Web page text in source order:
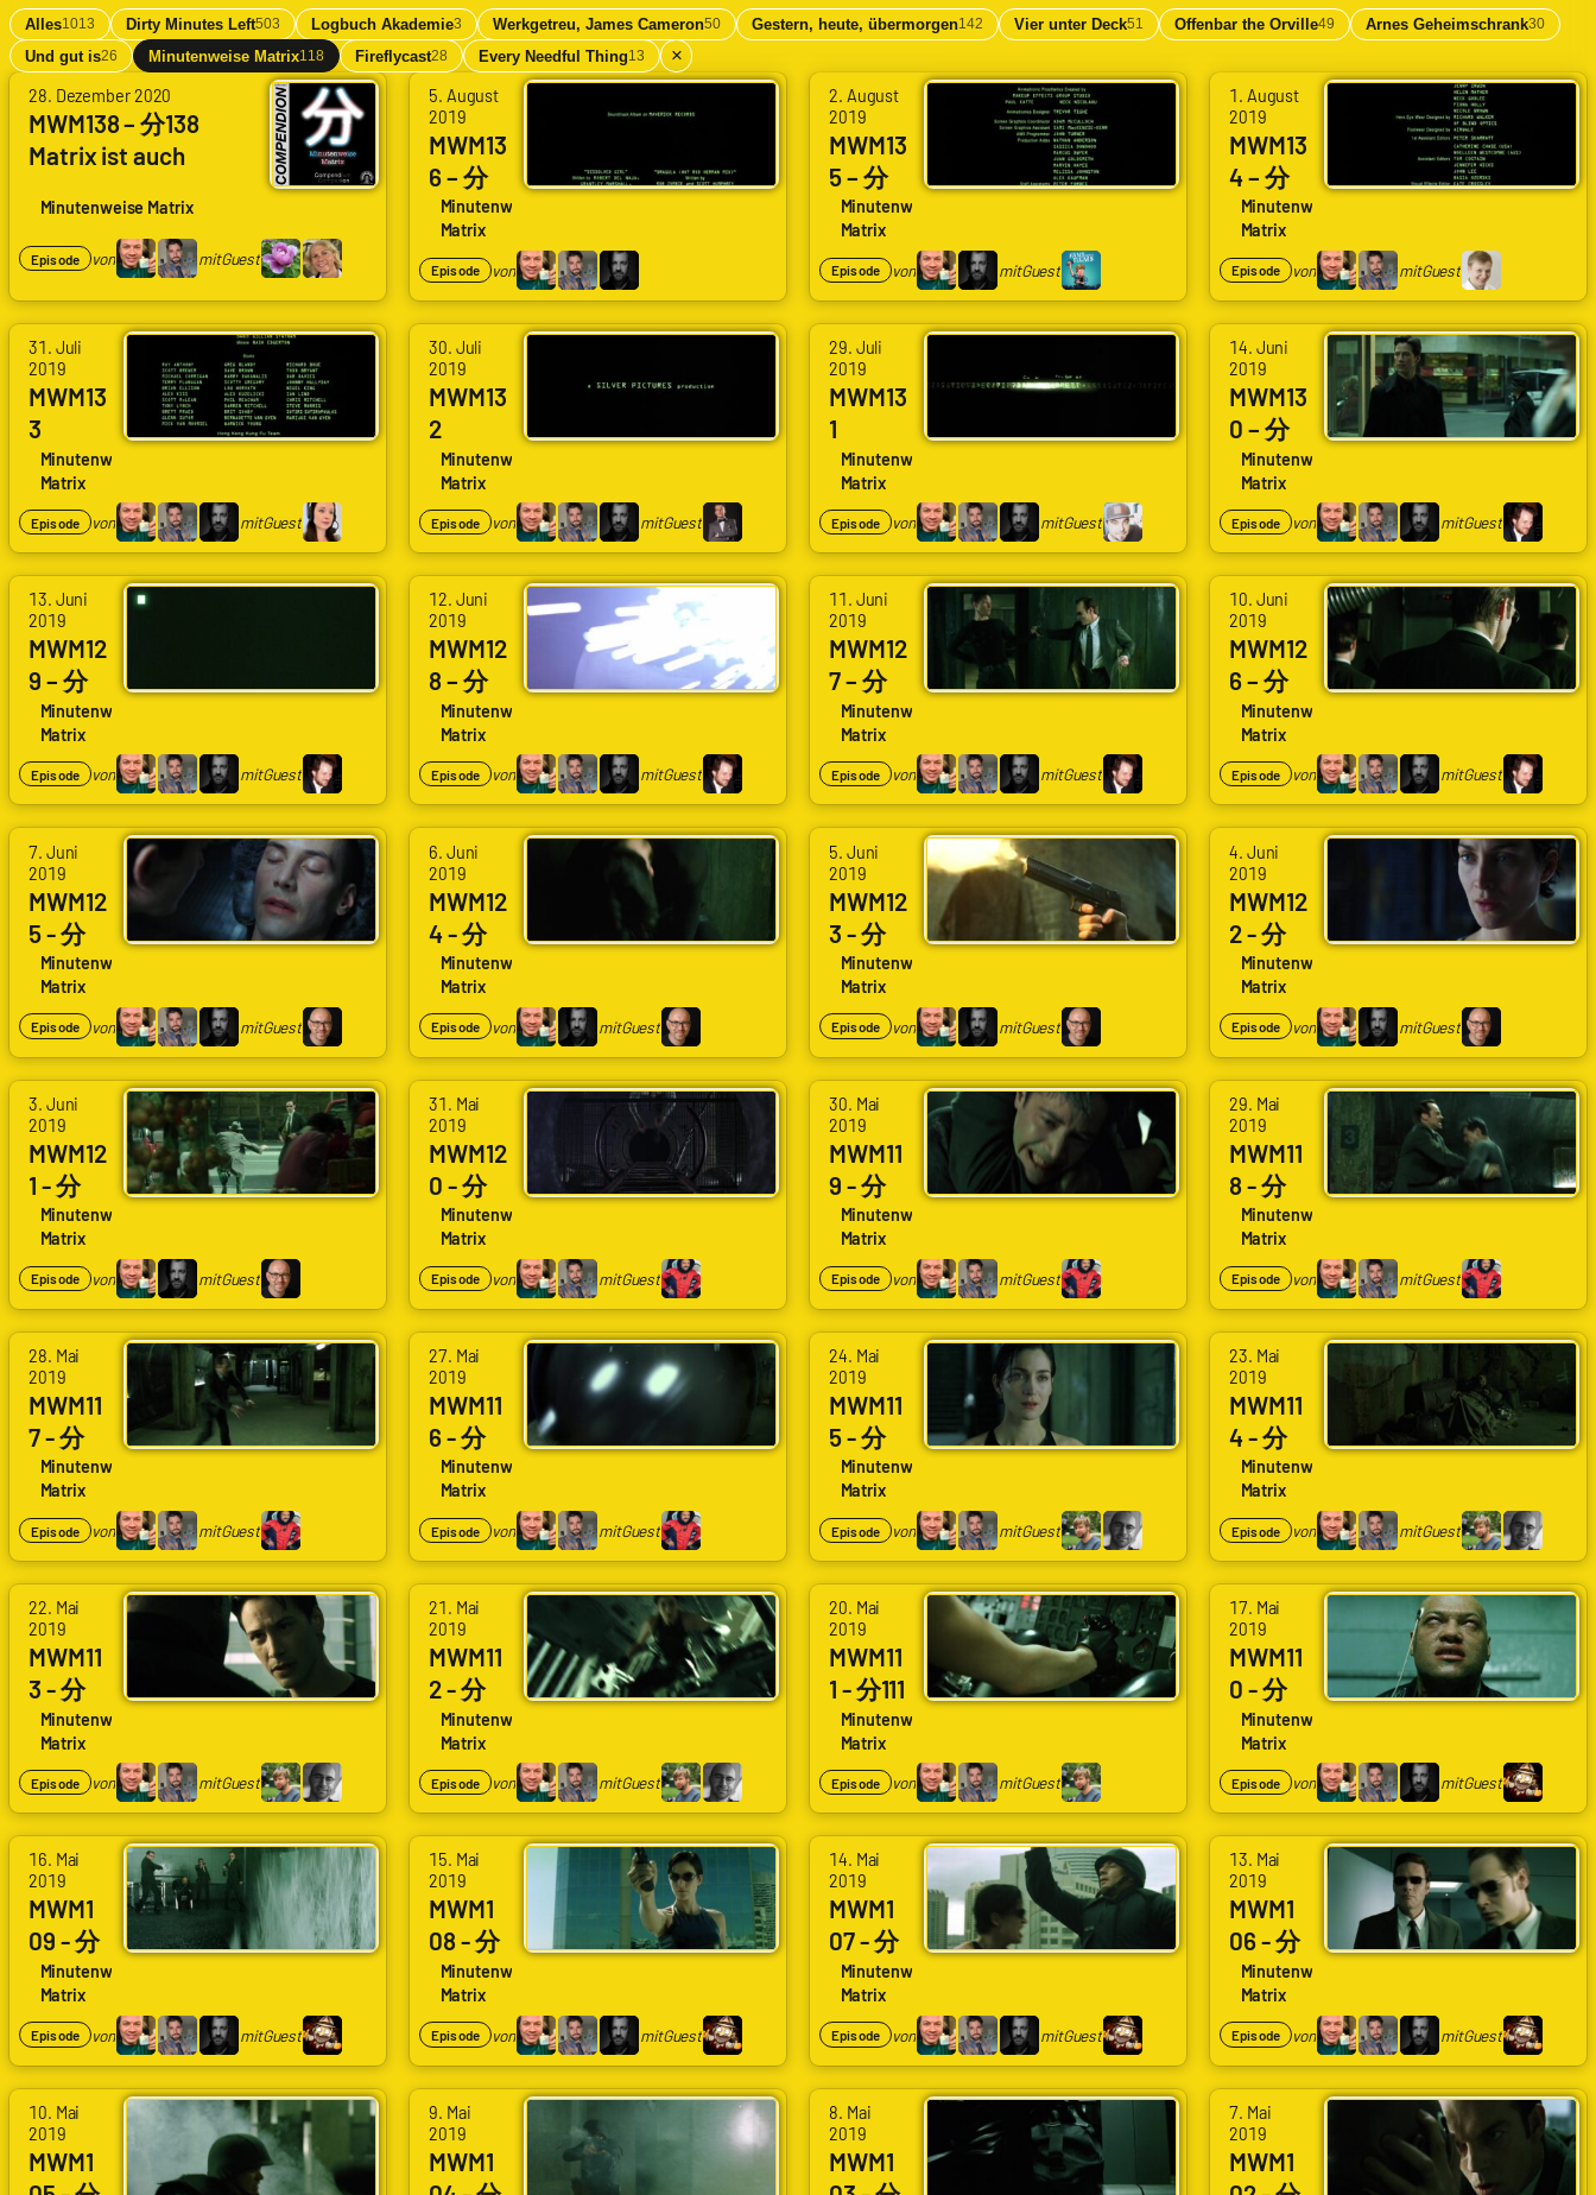
uf
sc
h
w
ar
ze
u
n
d
für
Mi
e.
Alles1013 Dirty Minutes Left503 Logbuch Akademie3 Werkgetreu, James Cameron50 Gestern, heute, übermorgen142 Vier unter Deck51 Offenbar the Orville49 Arnes Geheimschrank30
Und gut is26 Minutenweise Matrix118 Fireflycast28 Every Needful Thing13 ×
28. Dezember 2020
MWM138 – 分138
Matrix ist auch
Minutenweise Matrix
Episode von mitGuest
von
Arne
Ruddat
Codenaga,
Bastian
Wölfle
|
Schlingel
mit
Jula
Böge,
Clara
Lilielbe
5. August
2019
MWM13
6 – 分
136
Danke
nd ab
Minutenweise
Matrix
Episode von
von
Arne
Ruddat
Codenaga,
Bastian
Wölfle
|
Schlingel,
Alexander
Waschkau
Hoaxmaster
2. August
2019
MWM13
5 – 分
135
High
Score
Minutenweise
Matrix
Episode von mitGuest
von
Arne
Ruddat
Codenaga,
Alexander
Waschkau
|
Hoaxmaster
mit
Lasse
Vogt
1. August
2019
MWM13
4 – 分
134
Filmtal
k
Minutenweise
Matrix
Episode von mitGuest
von
Arne
Ruddat
Codenaga,
Bastian
Wölfle
|
Schlingel
mit
Phil
Marx
31. Juli
2019
MWM13
3
Repris
Minutenweise
Matrix
Episode von mitGuest
von
Arne
Ruddat
Codenaga,
Bastian
Wölfle
|
Schlingel,
Alexander
Waschkau
Hoaxmaster
mit
Alexa
Waschkau
Hoaxmistress
30. Juli
2019
MWM13
2
Filman
alyse
Minutenweise
Matrix
Episode von mitGuest
von
Arne
Ruddat
Codenaga,
Bastian
Wölfle
|
Schlingel,
Alexander
Waschkau
Hoaxmaster
mit
Wolfgang
M.
Schmitt
29. Juli
2019
MWM13
1
Filme
mache
n
Minutenweise
Matrix
Episode von mitGuest
von
Arne
Ruddat
Codenaga,
Bastian
Wölfle
|
Schlingel,
Alexander
Waschkau
Hoaxmaster
mit
Marc
Litz
Flowscroll
14. Juni
2019
MWM13
0 – 分
130
Himme
lfahrt
Minutenweise
Matrix
Episode von mitGuest
von
Arne
Ruddat
Codenaga,
Bastian
Wölfle
|
Schlingel,
Alexander
Waschkau
Hoaxmaster
mit
Mirko
Klein
13. Juni
2019
MWM12
9 – 分
129
Neo
Telefo
nanspr
ache
Minutenweise
Matrix
Episode von mitGuest
von
Arne
Ruddat
Codenaga,
Bastian
Wölfle
|
Schlingel,
Alexander
Waschkau
Hoaxmaster
mit
Mirko
Klein
12. Juni
2019
MWM12
8 – 分
128
EMP
und
Kuss
Minutenweise
Matrix
Episode von mitGuest
von
Arne
Ruddat
Codenaga,
Bastian
Wölfle
|
Schlingel,
Alexander
Waschkau
Hoaxmaster
mit
Mirko
Klein
11. Juni
2019
MWM12
7 – 分
127
Neo
wird
Smith
Minutenweise
Matrix
Episode von mitGuest
von
Arne
Ruddat
Codenaga,
Bastian
Wölfle
|
Schlingel,
Alexander
Waschkau
Hoaxmaster
mit
Mirko
Klein
10. Juni
2019
MWM12
6 – 分
126
Neo
stoppt
Kugeln
und
sieht
grün
Minutenweise
Matrix
Episode von mitGuest
von
Arne
Ruddat
Codenaga,
Bastian
Wölfle
|
Schlingel,
Alexander
Waschkau
Hoaxmaster
mit
Mirko
Klein
7. Juni
2019
MWM12
5 - 分
125
Trinity
hat
keine
Angst
mehr
Minutenweise
Matrix
Episode von mitGuest
6. Juni
2019
MWM12
4 - 分
124
Neo
stirbt
Minutenweise
Matrix
Episode von mitGuest
5. Juni
2019
MWM12
3 - 分
123
Hüllen
bruch
und
Smith
erschi
eßt
Neo
Minutenweise
Matrix
Episode von mitGuest
4. Juni
2019
MWM12
2 - 分
122
Squidd
ys auf
der
Nebuc
hadnez
zar
Minutenweise
Matrix
Episode von mitGuest
3. Juni
2019
MWM12
1 - 分
121 Neo
flieht
Minutenweise
Matrix
Episode von mitGuest
31. Mai
2019
MWM12
0 - 分
120
Neo
klaut
ein
Telefo
n
Minutenweise
Matrix
Episode von mitGuest
30. Mai
2019
MWM11
9 - 分
119 Neo
wirft
Smith
vor
den
Zug
Minutenweise
Matrix
Episode von mitGuest
29. Mai
2019
MWM11
8 - 分
118
Ubahn
kampf
endet
auf
dem
Gleis
Minutenweise
Matrix
Episode von mitGuest
28. Mai
2019
MWM11
7 - 分
117
Ubahn
kampf
Minutenweise
Matrix
Episode von mitGuest
27. Mai
2019
MWM11
6 - 分
116
Rest
Bulletti
me und
Handg
emeng
e mit
Sonne
nbrille
nverlus
t
Minutenweise
Matrix
Episode von mitGuest
24. Mai
2019
MWM11
5 - 分
115 Neo
wird
zurück
gelass
en und
U-
Bahn-
Bulletti
me
Beginn
Minutenweise
Matrix
Episode von mitGuest
23. Mai
2019
MWM11
4 - 分
114
Morph
eus
verläss
t die
Matrix
Minutenweise
Matrix
Episode von mitGuest
22. Mai
2019
MWM11
3 - 分
113
Morph
eus’
Anspra
che an
den
Auser
wählte
Minutenweise
Matrix
Episode von mitGuest
21. Mai
2019
MWM11
2 - 分
112
Hochh
aushub
schrau
berwel
len
Minutenweise
Matrix
Episode von mitGuest
20. Mai
2019
MWM11
1 - 分111
Hubsc
hraube
rgebau
mel
und
Morph
eus
Landu
ng
Minutenweise
Matrix
Episode von mitGuest
17. Mai
2019
MWM11
0 - 分
110
Hochh
aushub
schrau
berspr
ung
mit
Bulletti
me
Minutenweise
Matrix
Episode von mitGuest
16. Mai
2019
MWM1
09 - 分
109
Kugels
turm
im
Hochh
aus
Minutenweise
Matrix
Episode von mitGuest
15. Mai
2019
MWM1
08 - 分
108
Kannst
du
Hubsc
hraube
rfliege
n
Minutenweise
Matrix
Episode von mitGuest
14. Mai
2019
MWM1
07 - 分
107
Auswei
chen
auf
dem
Hochh
aus
Minutenweise
Matrix
Episode von mitGuest
13. Mai
2019
MWM1
06 - 分
106
Fahrst
uhlflug
mit
Feuer
Minutenweise
Matrix
Episode von mitGuest
10. Mai
2019
MWM1
9. Mai
2019
MWM1
8. Mai
2019
MWM1
7. Mai
2019
MWM1